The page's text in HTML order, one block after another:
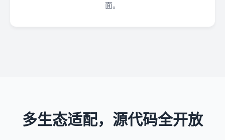
面。
多生态适配，源代码全开放